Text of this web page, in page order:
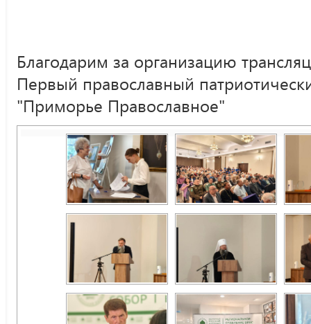
Благодарим за организацию
Первый православный
"Приморье Православное"